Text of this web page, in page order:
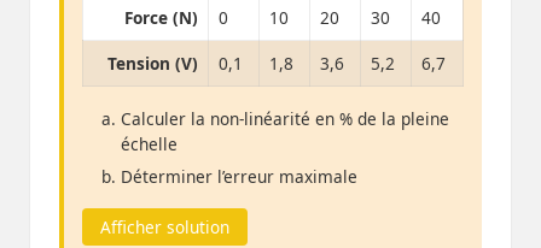
Force (N) 0 10 20 30
40
Tension (V)
0,1 1,8 3,6 5,2 6,7
Calculer la non-linéarité en % de la pleine
échelle
Déterminer l’erreur maximale
Afficher solution